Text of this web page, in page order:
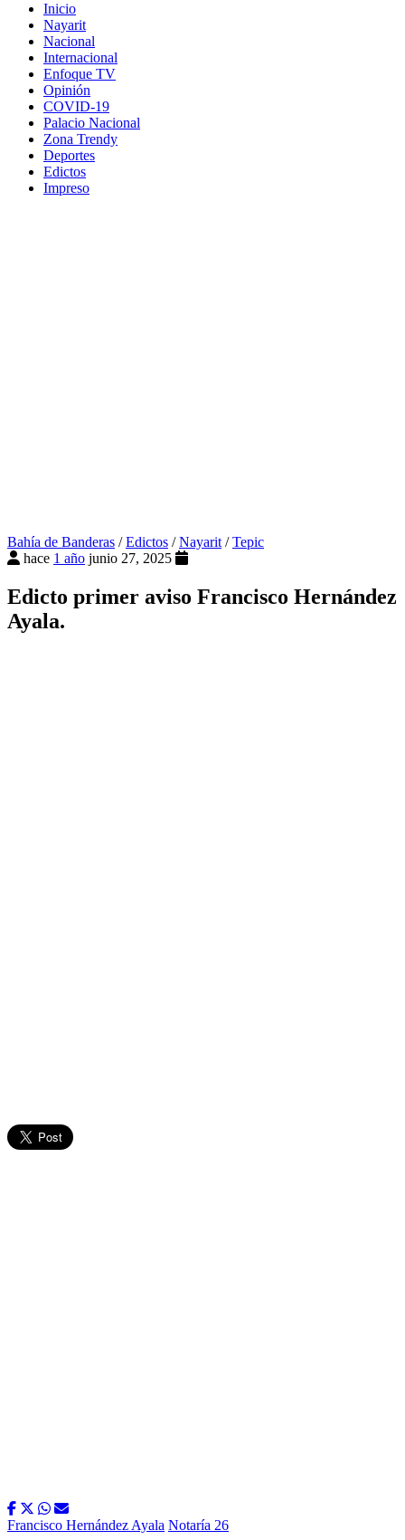
Inicio
Nayarit
Nacional
Internacional
Enfoque TV
Opinión
COVID-19
Palacio Nacional
Zona Trendy
Deportes
Edictos
Impreso
Bahía de Banderas /Edictos /Nayarit/Tepic
hace 1 año junio 27, 2025
Edicto primer aviso Francisco Hernández
Ayala.
Francisco Hernández Ayala Notaría 26